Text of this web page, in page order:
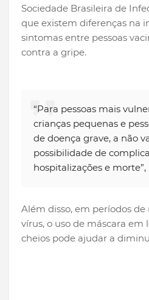
Sociedade Brasileira de
que existem diferenças na
sintomas entre pessoas
contra a gripe.
“Para pessoas mais
crianças pequenas e
de doença grave, a não
possibilidade de
hospitalizações e
Além disso, em períodos
vírus, o uso de máscara em
cheios pode ajudar a